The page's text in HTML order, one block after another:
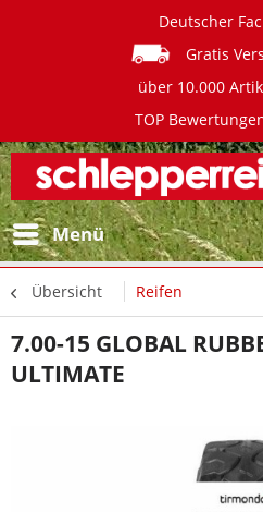
Deutscher
Gratis
über 10.000
TOP
Menü
Übersicht Reifen
7.00-15 GLOBAL
ULTIMATE